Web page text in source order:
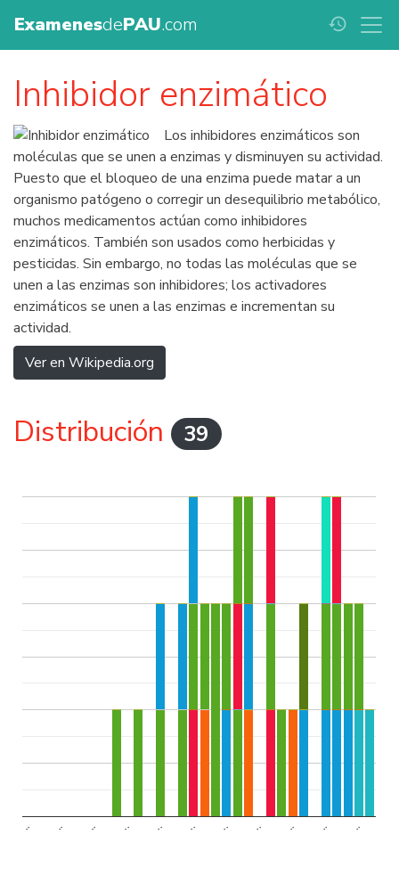
ExamenesdePAU.com history
Inhibidor enzimático
Los inhibidores enzimáticos son
moléculas que se unen a enzimas y disminuyen su actividad.
Puesto que el bloqueo de una enzima puede matar a un
organismo patógeno o corregir un desequilibrio metabólico,
muchos medicamentos actúan como inhibidores
enzimáticos. También son usados como herbicidas y
pesticidas. Sin embargo, no todas las moléculas que se
unen a las enzimas son inhibidores; los activadores
enzimáticos se unen a las enzimas e incrementan su
actividad.
Ver en Wikipedia.org
Distribución 39
.. .. .. .. .. .. .. .. .. .. ..